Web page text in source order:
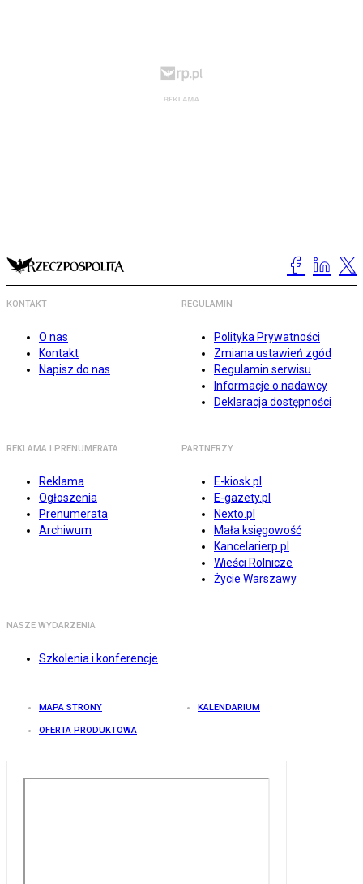
KONTAKT
O nas
Kontakt
Napisz do nas
REGULAMIN
Polityka Prywatności
Zmiana ustawień zgód
Regulamin serwisu
Informacje o nadawcy
Deklaracja dostępności
REKLAMA I PRENUMERATA
Reklama
Ogłoszenia
Prenumerata
Archiwum
PARTNERZY
E-kiosk.pl
E-gazety.pl
Nexto.pl
Mała księgowość
Kancelarierp.pl
Wieści Rolnicze
Życie Warszawy
NASZE WYDARZENIA
Szkolenia i konferencje
MAPA STRONY KALENDARIUM
OFERTA PRODUKTOWA